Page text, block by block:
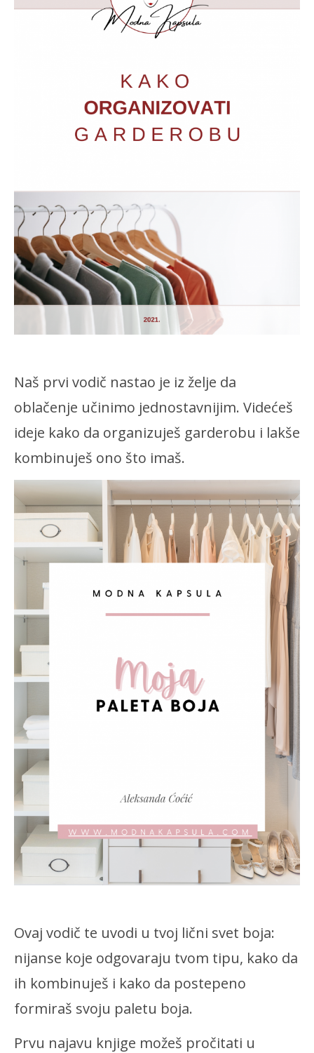
Naš prvi vodič nastao je iz želje da
oblačenje učinimo jednostavnijim. Videćeš
ideje kako da organizuješ garderobu i lakše
kombinuješ ono što imaš.
Ovaj vodič te uvodi u tvoj lični svet boja:
nijanse koje odgovaraju tvom tipu, kako da
ih kombinuješ i kako da postepeno
formiraš svoju paletu boja.
Prvu najavu knjige možeš pročitati u